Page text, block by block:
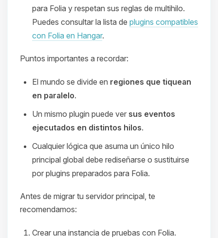
para Folia y respetan sus reglas de multihilo.
Puedes consultar la lista de plugins compatibles
con Folia en Hangar.
Puntos importantes a recordar:
El mundo se divide en regiones que tiquean
en paralelo.
Un mismo plugin puede ver sus eventos
ejecutados en distintos hilos.
Cualquier lógica que asuma un único hilo
principal global debe rediseñarse o sustituirse
por plugins preparados para Folia.
Antes de migrar tu servidor principal, te
recomendamos:
Crear una instancia de pruebas con Folia.